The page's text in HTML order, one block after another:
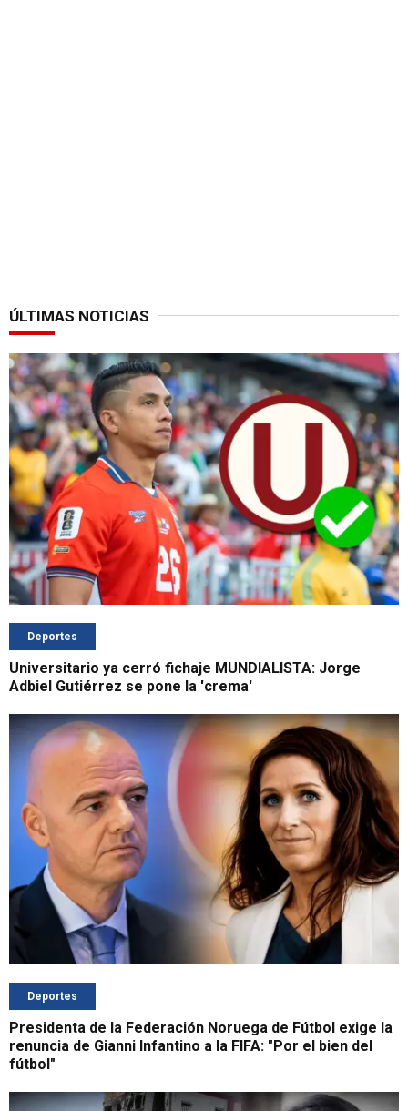
ÚLTIMAS NOTICIAS
Deportes
Universitario ya cerró fichaje MUNDIALISTA: Jorge
Adbiel Gutiérrez se pone la 'crema'
Deportes
Presidenta de la Federación Noruega de Fútbol exige la
renuncia de Gianni Infantino a la FIFA: "Por el bien del
fútbol"